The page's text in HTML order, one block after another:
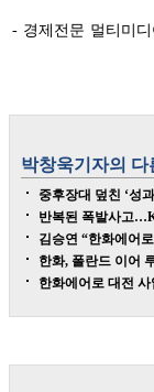
- 경제전문 멀티미
박창욱기자의 다
중후장대 덮친 ‘성
반복된 폭발사고
김승연 “한화에어
한화, 폴란드 이어
한화에어로 대전